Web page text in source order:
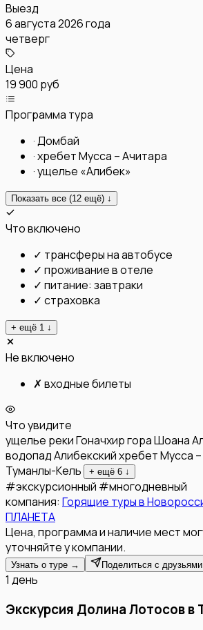
Выезд
6 августа 2026 года
четверг
Цена
19 900 руб
Программа тура
·Домбай
·хребет Мусса – Ачитара
·ущелье «Алибек»
Показать все (12 ещё) ↓
Что включено
✓ трансферы на автобусе
✓ проживание в отеле
✓ питание: завтраки
✓ страховка
+ ещё 1 ↓
Не включено
✗ входные билеты
Что увидите
ущелье реки Гоначхиргора Шоана
водопад Алибекскийхребет Мусса
Туманлы-Кель
+ ещё 6 ↓
#экскурсионный #многодневный
компания: Горящие туры в
ПЛАНЕТА
Цена, программа и наличие мест
уточняйте у компании.
Узнать о туре → Поделиться с друзьями
1 день
Экскурсия Долина Лотосов в